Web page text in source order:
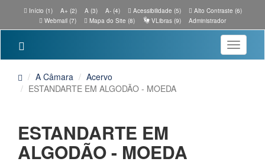
Início (1) A+ (2) A (3) A- (4) Acessibilidade (5)
Alto Contraste (6)
Webmail (7)
Mapa do Site (8) VLibras (9) Administrador
Toggle
A Câmara
Acervo
ESTANDARTE EM ALGODÃO - MOEDA
ESTANDARTE EM
ALGODÃO - MOEDA